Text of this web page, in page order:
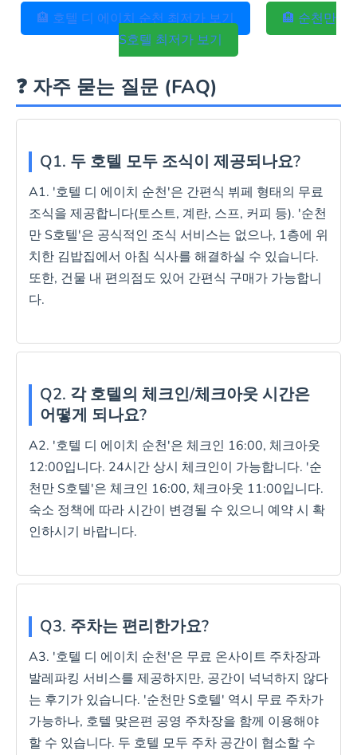
🏨 호텔 디 에이치 순천 최저가 보기
🏨 순천만
S호텔 최저가 보기
❓ 자주 묻는 질문 (FAQ)
Q1. 두 호텔 모두 조식이 제공되나요?
A1. '호텔 디 에이치 순천'은 간편식 뷔페 형태의 무료
조식을 제공합니다(토스트, 계란, 스프, 커피 등). '순천
만 S호텔'은 공식적인 조식 서비스는 없으나, 1층에 위
치한 김밥집에서 아침 식사를 해결하실 수 있습니다.
또한, 건물 내 편의점도 있어 간편식 구매가 가능합니
다.
Q2. 각 호텔의 체크인/체크아웃 시간은
어떻게 되나요?
A2. '호텔 디 에이치 순천'은 체크인 16:00, 체크아웃
12:00입니다. 24시간 상시 체크인이 가능합니다. '순
천만 S호텔'은 체크인 16:00, 체크아웃 11:00입니다.
숙소 정책에 따라 시간이 변경될 수 있으니 예약 시 확
인하시기 바랍니다.
Q3. 주차는 편리한가요?
A3. '호텔 디 에이치 순천'은 무료 온사이트 주차장과
발레파킹 서비스를 제공하지만, 공간이 넉넉하지 않다
는 후기가 있습니다. '순천만 S호텔' 역시 무료 주차가
가능하나, 호텔 맞은편 공영 주차장을 함께 이용해야
할 수 있습니다. 두 호텔 모두 주차 공간이 협소할 수